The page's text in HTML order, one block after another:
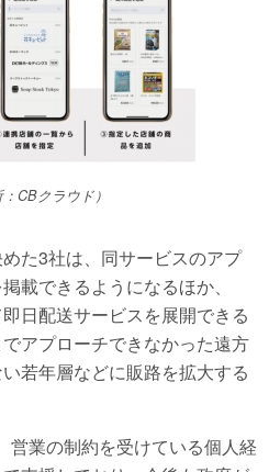
：CBクラウド）
た3社は、同サービスのアプ
載できるようになるほか、
日配送サービスを展開できる
アプローチできなかった遠方
若年層などに販路を拡大する
営業の制約を受けている個人経